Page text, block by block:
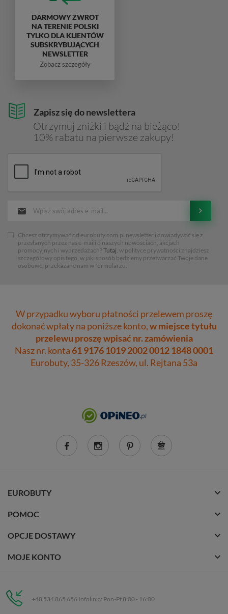
Zapisz się do newslettera
Otrzymuj zniżki i bądź na bieżąco!
10% rabatu na pierwsze zakupy!
Chcesz otrzymywać od eurobuty.com.pl newsletter i dowiadywać sie z
przesłanych przez nas e-maili o naszych nowościach, akcjach
promocyjnych i wyprzedażach? Tutaj, w polityce prywatności znajdziesz
szczegółowy opis tego, w jaki sposób będziemy przetwarzać Twoje dane
osobowe, przekazane nam w formularzu.
DARMOWY ZWROT
NA TERENIE POLSKI
TYLKO DLA KLIENTÓW
SUBSKRYBUJĄCYCH
NEWSLETTER
Zobacz szczegóły
W przypadku wyboru płatności przelewem proszę
dokonać wpłaty na poniższe konto,w miejsce tytułu
przelewu proszę wpisać nr. zamówienia
Nasz nr. konta61 9176 1019 2002 0012 1848 0001
Eurobuty, 35-326 Rzeszów, ul. Rejtana 53a
EUROBUTY
POMOC
OPCJE DOSTAWY
MOJE KONTO
+48 534 865 656 Infolinia: Pon-Pt 8:00 - 16:00